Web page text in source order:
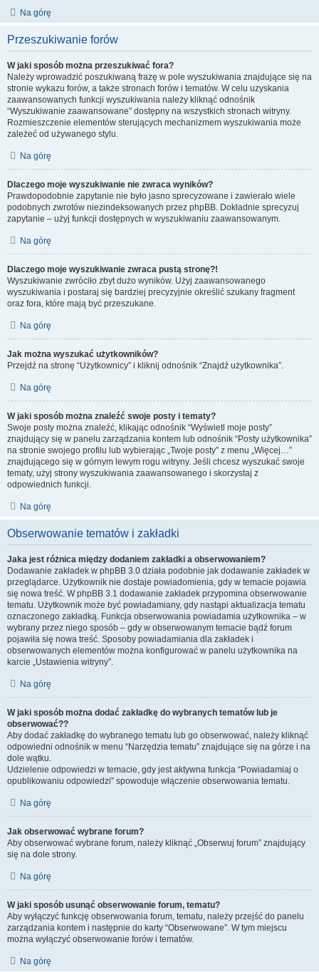
Na górę
Przeszukiwanie forów
W jaki sposób można przeszukiwać fora?
Należy wprowadzić poszukiwaną frazę w pole wyszukiwania znajdujące się na
stronie wykazu forów, a także stronach forów i tematów. W celu uzyskania
zaawansowanych funkcji wyszukiwania należy kliknąć odnośnik
“Wyszukiwanie zaawansowane” dostępny na wszystkich stronach witryny.
Rozmieszczenie elementów sterujących mechanizmem wyszukiwania może
zależeć od używanego stylu.
Na górę
Dlaczego moje wyszukiwanie nie zwraca wyników?
Prawdopodobnie zapytanie nie było jasno sprecyzowane i zawierało wiele
podobnych zwrotów niezindeksowanych przez phpBB. Dokładnie sprecyzuj
zapytanie – użyj funkcji dostępnych w wyszukiwaniu zaawansowanym.
Na górę
Dlaczego moje wyszukiwanie zwraca pustą stronę?!
Wyszukiwanie zwróciło zbyt dużo wyników. Użyj zaawansowanego
wyszukiwania i postaraj się bardziej precyzyjnie określić szukany fragment
oraz fora, które mają być przeszukane.
Na górę
Jak można wyszukać użytkowników?
Przejdź na stronę “Użytkownicy” i kliknij odnośnik “Znajdź użytkownika”.
Na górę
W jaki sposób można znaleźć swoje posty i tematy?
Swoje posty można znaleźć, klikając odnośnik “Wyświetl moje posty”
znajdujący się w panelu zarządzania kontem lub odnośnik “Posty użytkownika”
na stronie swojego profilu lub wybierając „Twoje posty” z menu „Więcej…”
znajdującego się w górnym lewym rogu witryny. Jeśli chcesz wyszukać swoje
tematy, użyj strony wyszukiwania zaawansowanego i skorzystaj z
odpowiednich funkcji.
Na górę
Obserwowanie tematów i zakładki
Jaka jest różnica między dodaniem zakładki a obserwowaniem?
Dodawanie zakładek w phpBB 3.0 działa podobnie jak dodawanie zakładek w
przeglądarce. Użytkownik nie dostaje powiadomienia, gdy w temacie pojawia
się nowa treść. W phpBB 3.1 dodawanie zakładek przypomina obserwowanie
tematu. Użytkownik może być powiadamiany, gdy nastąpi aktualizacja tematu
oznaczonego zakładką. Funkcja obserwowania powiadamia użytkownika – w
wybrany przez niego sposób – gdy w obserwowanym temacie bądź forum
pojawiła się nowa treść. Sposoby powiadamiania dla zakładek i
obserwowanych elementów można konfigurować w panelu użytkownika na
karcie „Ustawienia witryny”.
Na górę
W jaki sposób można dodać zakładkę do wybranych tematów lub je
obserwować??
Aby dodać zakładkę do wybranego tematu lub go obserwować, należy kliknąć
odpowiedni odnośnik w menu “Narzędzia tematu” znajdujące się na górze i na
dole wątku.
Udzielenie odpowiedzi w temacie, gdy jest aktywna funkcja “Powiadamiaj o
opublikowaniu odpowiedzi” spowoduje włączenie obserwowania tematu.
Na górę
Jak obserwować wybrane forum?
Aby obserwować wybrane forum, należy kliknąć „Obserwuj forum” znajdujący
się na dole strony.
Na górę
W jaki sposób usunąć obserwowanie forum, tematu?
Aby wyłączyć funkcję obserwowania forum, tematu, należy przejść do panelu
zarządzania kontem i następnie do karty “Obserwowane”. W tym miejscu
można wyłączyć obserwowanie forów i tematów.
Na górę